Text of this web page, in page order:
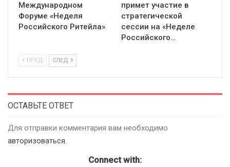
Международном
Форуме «Неделя
Российского Ритейла»
примет участие в
стратегической
сессии на «Неделе
Российского…
ПРЕД СЛЕД
ОСТАВЬТЕ ОТВЕТ
Для отправки комментария вам необходимо
авторизоваться.
Connect with: